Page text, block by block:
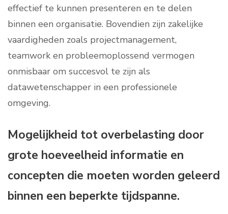
effectief te kunnen presenteren en te delen
binnen een organisatie. Bovendien zijn zakelijke
vaardigheden zoals projectmanagement,
teamwork en probleemoplossend vermogen
onmisbaar om succesvol te zijn als
datawetenschapper in een professionele
omgeving.
Mogelijkheid tot overbelasting door
grote hoeveelheid informatie en
concepten die moeten worden geleerd
binnen een beperkte tijdspanne.